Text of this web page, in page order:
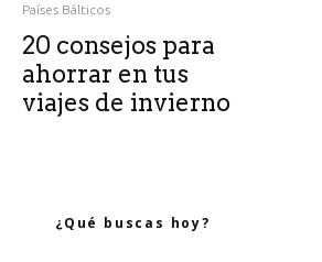
Países Bálticos
20 consejos para
ahorrar en tus
viajes de invierno
¿Qué buscas hoy?